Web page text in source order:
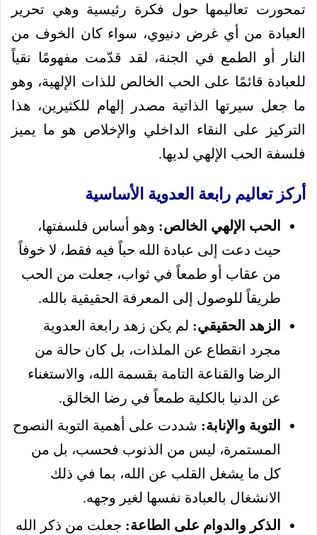
تمحورت تعاليمها حول فكرة رئيسية وهي تحرير
العبادة من أي غرض دنيوي، سواء كان الخوف من
النار أو الطمع في الجنة، لقد قدّمت مفهومًا نقياً
للعبادة قائمًا على الحب الخالص للذات الإلهية، وهو
ما جعل سيرتها الذاتية مصدر إلهام للكثيرين، هذا
التركيز على النقاء الداخلي والإخلاص هو ما يميز
فلسفة الحب الإلهي لديها.
أركز تعاليم رابعة العدوية الأساسية
الحب الإلهي الخالص: وهو أساس فلسفتها،
حيث دعت إلى عبادة الله حباً فيه فقط، لا خوفاً
من عقاب أو طمعاً في ثواب، جعلت من الحب
طريقاً للوصول إلى المعرفة الحقيقية بالله.
الزهد الحقيقي: لم يكن زهد رابعة العدوية
مجرد انقطاع عن الملذات، بل كان حالة من
الرضا والقناعة التامة بقسمة الله، والاستغناء
عن الدنيا بالكلية طمعاً في رضا الخالق.
التوبة والإنابة: شددت على أهمية التوبة النصوح
المستمرة، ليس من الذنوب فحسب، بل من
كل ما يشغل القلب عن الله، بما في ذلك
الانشغال بالعبادة نفسها لغير وجهه.
الذكر والدوام على الطاعة: جعلت من ذكر الله